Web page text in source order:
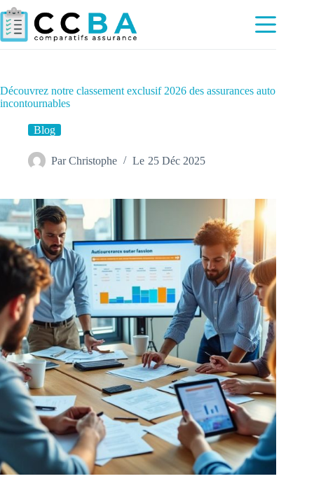
Passer
au
contenu
Découvrez notre classement exclusif 2026 des assurances auto
incontournables
Blog
Par Christophe Le 25 Déc 2025